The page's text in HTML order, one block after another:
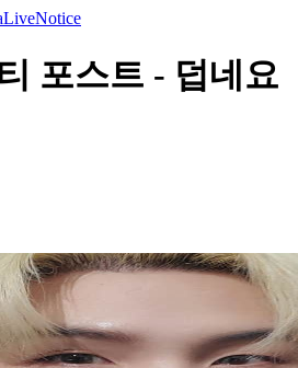
LiveNotice
포스트 - 덥네요